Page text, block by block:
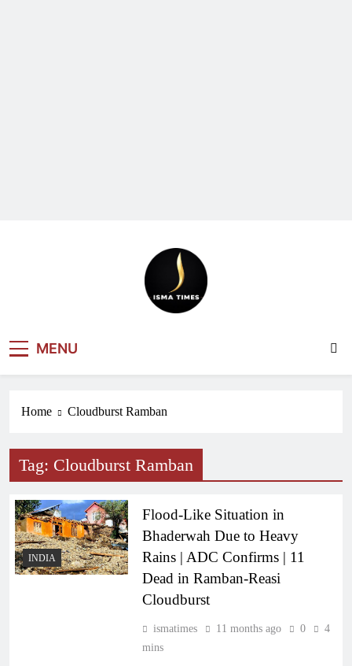
MENU
Home Cloudburst Ramban
Tag: Cloudburst Ramban
INDIA
Flood-Like Situation in
Bhaderwah Due to Heavy
Rains | ADC Confirms | 11
Dead in Ramban-Reasi
Cloudburst
ismatimes 11 months ago 0
4
mins